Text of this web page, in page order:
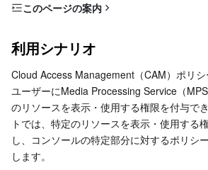
Anti-DDoS
Secure Content Delivery Network
Multiple Network Acceleration
BM Cloud Physical Machine
Cloud GPU Service
CVM Dedicated Host
Auto Scaling
Tencent Cloud Automation Tools
Batch Compute
Hyper Computing Cluster
コンテナ
Tencent Kubernetes Engine
Tencent Cloud Mesh
Tencent Container Registry
Tencent Kubernetes Engine Distributed
分散型クラウド
Cloud Dedicated Cluster
Edge Zone
Cloud Dedicated Zone
マイクロサービス
Tencent Cloud Elastic Microservice
Service Registry and Governance
サーバーレス
Serverless Cloud Function
基本ストレージサービス
このページの案内
操作例
利用シナリオ
Cloud Access Management（CAM）ポリシ
ユーザーにMedia Processing Service（
のリソースを表示・使用する権限を付与で
トでは、特定のリソースを表示・使用する
し、コンソールの特定部分に対するポリシ
します。